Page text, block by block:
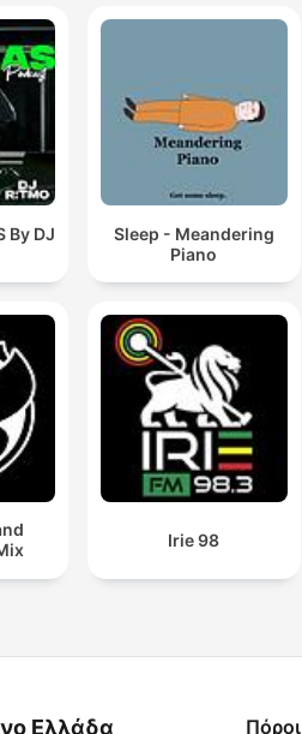
By DJ
Sleep - Meandering
Piano
Irie 98
Ελλάδα Πόροι